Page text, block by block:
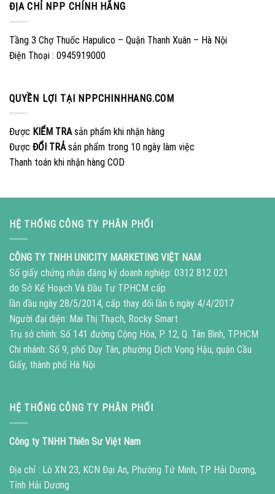
ĐỊA CHỈ NPP CHÍNH HÃNG
Tầng 3 Chợ Thuốc Hapulico – Quận Thanh Xuân – Hà Nội
Điện Thoại : 0945919000
QUYỀN LỢI TẠI NPPCHINHHANG.COM
Được KIỂM TRAsản phẩm khi nhận hàng
Được ĐỔI TRẢsản phẩm trong 10 ngày làm việc
Thanh toán khi nhận hàng COD
HỆ THỐNG CÔNG TY PHÂN PHỐI
CÔNG TY TNHH UNICITY MARKETING VIỆT NAM
Số giấy chứng nhận đăng ký doanh nghiệp: 0312 812 021
do Sở Kế Hoạch Và Đầu Tư TP.HCM cấp
lần đầu ngày 28/5/2014, cấp thay đổi lần 6 ngày 4/4/2017
Người đại diện: Mai Thị Thạch, Rocky Smart
Trụ sở chính: Số 141 đường Cộng Hòa, P. 12, Q. Tân Bình, TP.HCM
Chi nhánh: Số 9, phố Duy Tân, phường Dịch Vọng Hậu, quận Cầu
Giấy, thành phố Hà Nội
HỆ THỐNG CÔNG TY PHÂN PHỐI
Công ty TNHH Thiên Sư Việt Nam
Địa chỉ : Lô XN 23, KCN Đại An, Phường Tứ Minh, TP Hải Dương,
Tỉnh Hải Dương